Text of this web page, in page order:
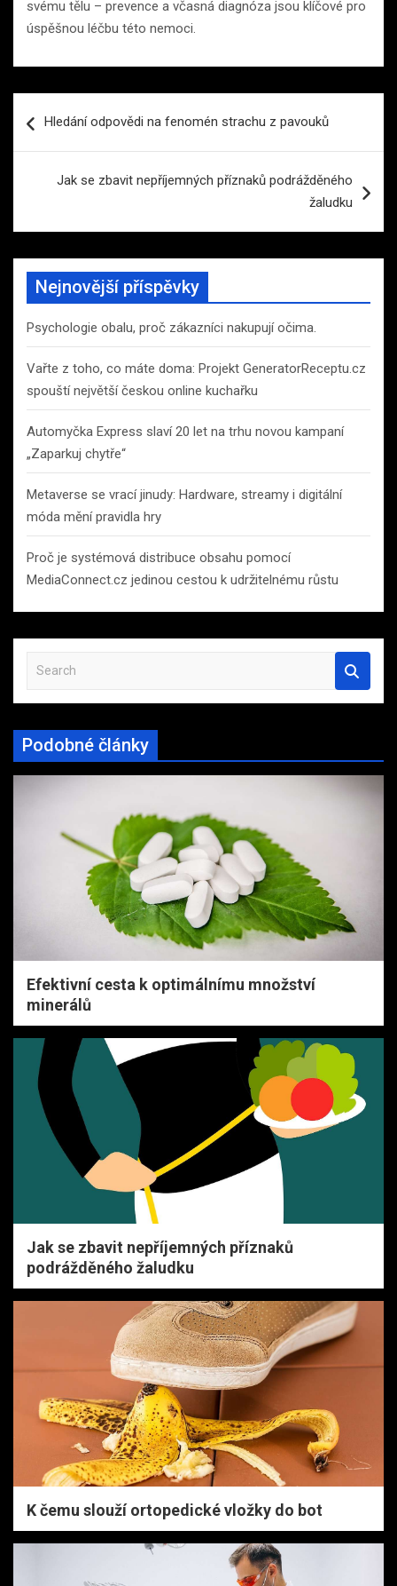
svému tělu – prevence a včasná diagnóza jsou klíčové pro
úspěšnou léčbu této nemoci.
proHledání odpovědi na fenomén strachu z pavouků
Jak se zbavit nepříjemných příznaků podrážděného
žaludku
Nejnovější příspěvky
Psychologie obalu, proč zákazníci nakupují očima.
Vařte z toho, co máte doma: Projekt GeneratorReceptu.cz
spouští největší českou online kuchařku
Automyčka Express slaví 20 let na trhu novou kampaní
„Zaparkuj chytře“
Metaverse se vrací jinudy: Hardware, streamy i digitální
móda mění pravidla hry
Proč je systémová distribuce obsahu pomocí
MediaConnect.cz jedinou cestou k udržitelnému růstu
a
r
c
h
Podobné články
Efektivní cesta k optimálnímu množství
minerálů
Jak se zbavit nepříjemných příznaků
podrážděného žaludku
K čemu slouží ortopedické vložky do bot